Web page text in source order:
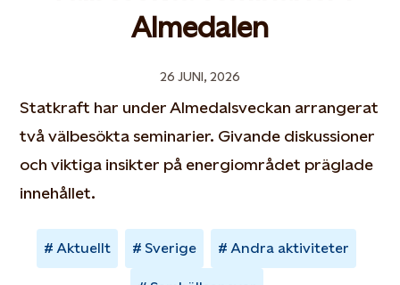
Almedalen
26 JUNI, 2026
Statkraft har under Almedalsveckan arrangerat
två välbesökta seminarier. Givande diskussioner
och viktiga insikter på energiområdet präglade
innehållet.
Aktuellt Sverige Andra aktiviteter